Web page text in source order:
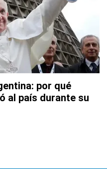
por qué
al país durante su